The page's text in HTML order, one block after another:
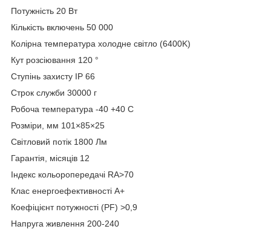
Потужність 20 Вт
Кількість включень 50 000
Колірна температура холодне світло (6400K)
Кут розсіювання 120 °
Ступінь захисту IP 66
Строк служби 30000 г
Робоча температура -40 +40 C
Розміри, мм 101×85×25
Світловий потік 1800 Лм
Гарантія, місяців 12
Індекс кольоропередачі RA>70
Клас енергоефективності A+
Коефіцієнт потужності (PF) >0,9
Напруга живлення 200-240